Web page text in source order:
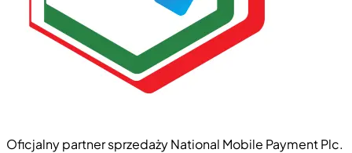
Oficjalny partner sprzedaży National Mobile Payment Plc.